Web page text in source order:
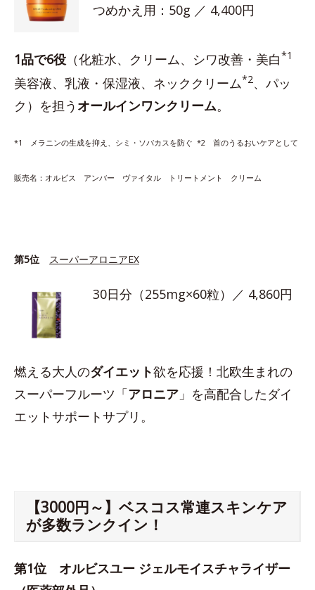
つめかえ用：50g ／ 4,400円
1品で6役 （化粧水、クリーム、シワ改善・美白*1
美容液、乳液・保湿液、ネッククリーム*2、パッ
ク）を担う オールインワンクリーム。
*1 メラニンの生成を抑え、シミ・ソバカスを防ぐ *2 首のうるおいケアとして
販売名：オルビス アンバー ヴァイタル トリートメント クリーム
第5位 スーパーアロニアEX
30日分（255mg×60粒）／ 4,860円
燃える大人のダイエット欲を応援！北欧生まれの
スーパーフルーツ「アロニア 」を高配合したダイ
エットサポートサプリ。
【3000円～】ベスコス常連スキンケア
が多数ランクイン！
第1位 オルビスユー ジェルモイスチャライザー